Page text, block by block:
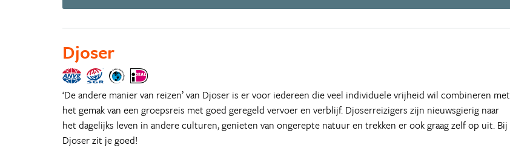
Djoser
‘De andere manier van reizen’ van Djoser is er voor iedereen die veel individuele vrijheid wil combineren met
het gemak van een groepsreis met goed geregeld vervoer en verblijf. Djoserreizigers zijn nieuwsgierig naar
het dagelijks leven in andere culturen, genieten van ongerepte natuur en trekken er ook graag zelf op uit. Bij
Djoser zit je goed!